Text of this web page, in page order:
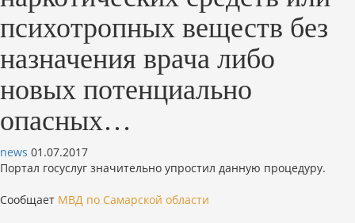
психотропных веществ без
назначения врача либо
новых потенциально
опасных…
news 01.07.2017
Портал госуслуг значительно упростил данную процедуру.
Сообщает МВД по Самарской области